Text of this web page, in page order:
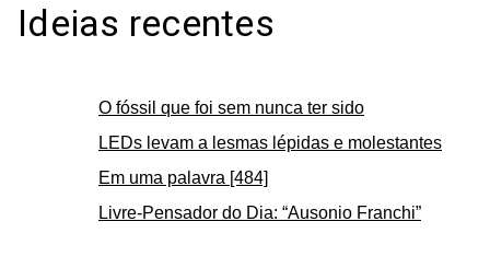
Ideias recentes
O fóssil que foi sem nunca ter sido
LEDs levam a lesmas lépidas e molestantes
Em uma palavra [484]
Livre-Pensador do Dia: “Ausonio Franchi”